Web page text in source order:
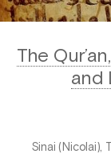
The
and
Sinai (Nicolai),